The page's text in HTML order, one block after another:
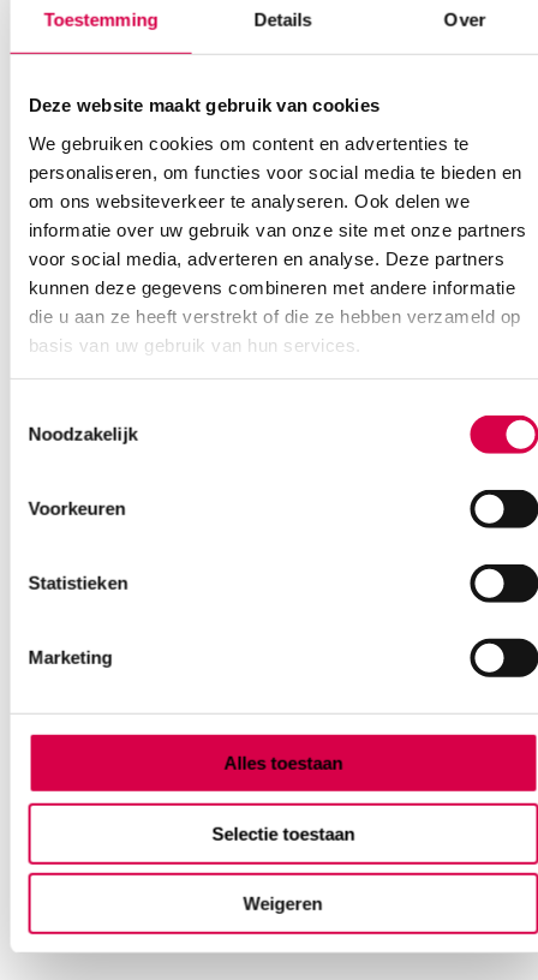
Toestemming Details Over
Deze website maakt gebruik van cookies
We gebruiken cookies om content en advertenties te
personaliseren, om functies voor social media te bieden en
om ons websiteverkeer te analyseren. Ook delen we
informatie over uw gebruik van onze site met onze partners
voor social media, adverteren en analyse. Deze partners
kunnen deze gegevens combineren met andere informatie
die u aan ze heeft verstrekt of die ze hebben verzameld op
basis van uw gebruik van hun services.
Noodzakelijk
Voorkeuren
Statistieken
Marketing
Alles toestaan
Selectie toestaan
Weigeren
Ook interessant
8.32incl. BTW